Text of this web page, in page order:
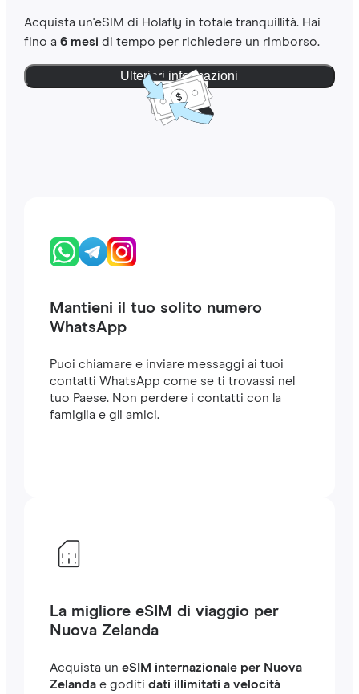
Acquista un'eSIM di Holafly in totale tranquillità. Hai
fino a 6 mesi di tempo per richiedere un rimborso.
Ulteriori informazioni
Mantieni il tuo solito numero
WhatsApp
Puoi chiamare e inviare messaggi ai tuoi
contatti WhatsApp come se ti trovassi nel
tuo Paese. Non perdere i contatti con la
famiglia e gli amici.
La migliore eSIM di viaggio per
Nuova Zelanda
Acquista un eSIM internazionale per Nuova
Zelandae goditi dati illimitati a velocità